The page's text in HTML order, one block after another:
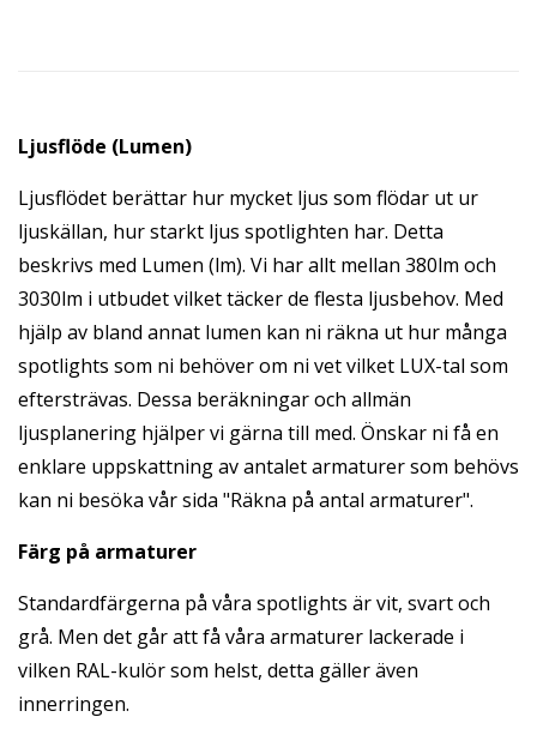
Ljusflöde (Lumen)
Ljusflödet berättar hur mycket ljus som flödar ut ur
ljuskällan, hur starkt ljus spotlighten har. Detta
beskrivs med Lumen (lm). Vi har allt mellan 380lm och
3030lm i utbudet vilket täcker de flesta ljusbehov. Med
hjälp av bland annat lumen kan ni räkna ut hur många
spotlights som ni behöver om ni vet vilket LUX-tal som
eftersträvas. Dessa beräkningar och allmän
ljusplanering hjälper vi gärna till med. Önskar ni få en
enklare uppskattning av antalet armaturer som behövs
kan ni besöka vår sida "Räkna på antal armaturer".
Färg på armaturer
Standardfärgerna på våra spotlights är vit, svart och
grå. Men det går att få våra armaturer lackerade i
vilken RAL-kulör som helst, detta gäller även
innerringen.